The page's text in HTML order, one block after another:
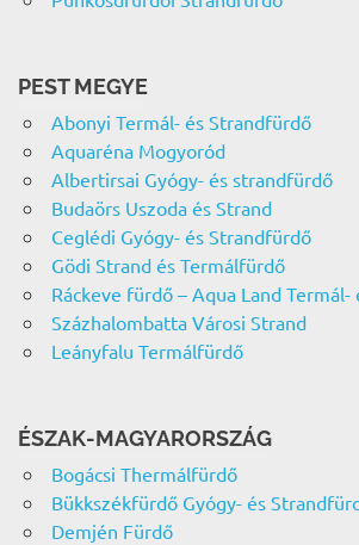
PEST MEGYE
Abonyi Termál- és Strandfürdő
Aquaréna Mogyoród
Albertirsai Gyógy- és strandfürdő
Budaörs Uszoda és Strand
Ceglédi Gyógy- és Strandfürdő
Gödi Strand és Termálfürdő
Ráckeve fürdő – Aqua Land
Százhalombatta Városi Strand
Leányfalu Termálfürdő
ÉSZAK-MAGYARORSZÁG
Bogácsi Thermálfürdő
Bükkszékfürdő Gyógy- és
Demjén Fürdő